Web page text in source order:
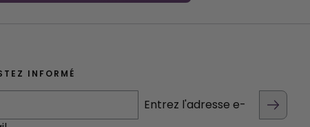
INFORMÉ
Entrez l'adresse e-